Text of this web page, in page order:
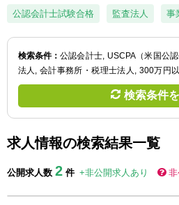
公認会
公認会計士試験合格 監査法人 事
検索条件： 公認会計士 USCPA（米国公認
法人
会計事務所・税理士法人 300万円
在宅勤務（制度あり）
検索条件
求人情報の検索結果一覧
公開求人数 2 件 +非公開求人あり